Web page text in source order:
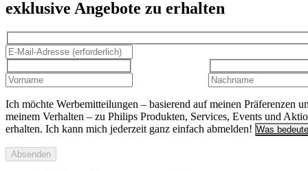
exklusive Angebote zu erhalten
Ich möchte Werbemitteilungen – basierend auf meinen Präferenzen
meinem Verhalten – zu Philips Produkten, Services, Events und
erhalten. Ich kann mich jederzeit ganz einfach abmelden! Was
Absenden